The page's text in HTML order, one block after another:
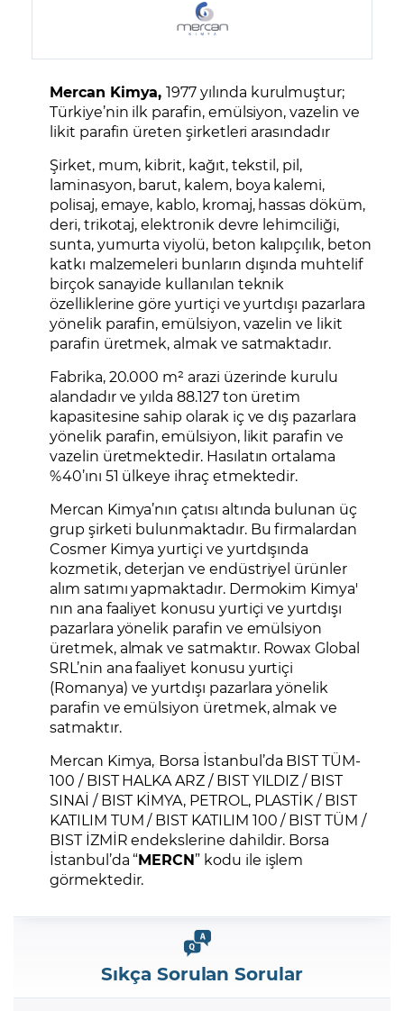
Mercan Kimya,1977 yılında kurulmuştur;
Türkiye’nin ilk parafin, emülsiyon, vazelin ve
likit parafin üreten şirketleri arasındadır
Şirket, mum, kibrit, kağıt, tekstil, pil,
laminasyon, barut, kalem, boya kalemi,
polisaj, emaye, kablo, kromaj, hassas döküm,
deri, trikotaj, elektronik devre lehimciliği,
sunta, yumurta viyolü, beton kalıpçılık, beton
katkı malzemeleri bunların dışında muhtelif
birçok sanayide kullanılan teknik
özelliklerine göre yurtiçi ve yurtdışı pazarlara
yönelik parafin, emülsiyon, vazelin ve likit
parafin üretmek, almak ve satmaktadır.
Fabrika, 20.000 m² arazi üzerinde kurulu
alandadır ve yılda 88.127 ton üretim
kapasitesine sahip olarak iç ve dış pazarlara
yönelik parafin, emülsiyon, likit parafin ve
vazelin üretmektedir. Hasılatın ortalama
%40’ını 51 ülkeye ihraç etmektedir.
Mercan Kimya’nın çatısı altında bulunan üç
grup şirketi bulunmaktadır. Bu firmalardan
Cosmer Kimya yurtiçi ve yurtdışında
kozmetik, deterjan ve endüstriyel ürünler
alım satımı yapmaktadır. Dermokim Kimya'
nın ana faaliyet konusu yurtiçi ve yurtdışı
pazarlara yönelik parafin ve emülsiyon
üretmek, almak ve satmaktır. Rowax Global
SRL’nin ana faaliyet konusu yurtiçi
(Romanya) ve yurtdışı pazarlara yönelik
parafin ve emülsiyon üretmek, almak ve
satmaktır.
Mercan Kimya, Borsa İstanbul’da BIST TÜM-
100 / BIST HALKA ARZ / BIST YILDIZ / BIST
SINAİ / BIST KİMYA, PETROL, PLASTİK / BIST
KATILIM TUM / BIST KATILIM 100 / BIST TÜM /
BIST İZMİR endekslerine dahildir. Borsa
İstanbul’da “MERCN” kodu ile işlem
görmektedir.
Sıkça Sorulan Sorular